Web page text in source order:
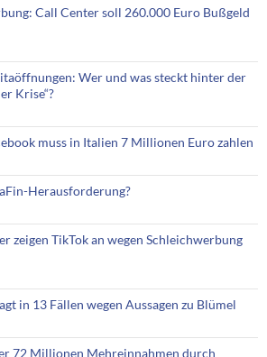
Call Center soll 260.000 Euro Bußgeld
Wer und was steckt hinter der
Krise“?
muss in Italien 7 Millionen Euro zahlen
Herausforderung?
zeigen TikTok an wegen Schleichwerbung
in 13 Fällen wegen Aussagen zu Blümel
72 Millionen Mehreinnahmen durch